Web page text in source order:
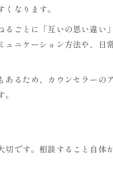
なります。
ごとに「互いの思い違い
ニケーション方法や、日
るため、カウンセラーの
です。相談すること自体